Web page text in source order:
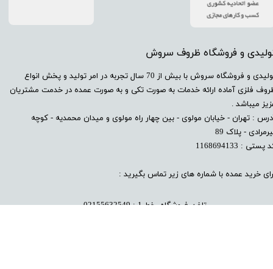
و فروشگاه ظروف سروش
​تولیدی و فروشگاه سروش با بیش از 70 سال تجربه در امر تولید و پخش انواع
فلزی آماده ارائه خدمات به صورت تکی و به صورت عمده در خدمت مشتریان
میباشد .
: تهران - خیابان مولوی - بین چهار راه مولوی و میدان محمدیه - کوچه
- پلاک 89
پستی : 1168694133
خرید عمده با شماره های زیر تماس بگیرید :
تلفن فروشگاه خط 1 : 02155632549